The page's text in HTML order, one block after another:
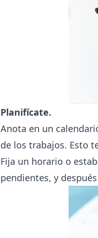
Planifícate.
Anota en un
de los trabajos. Esto
Fija un horario o
pendientes, y